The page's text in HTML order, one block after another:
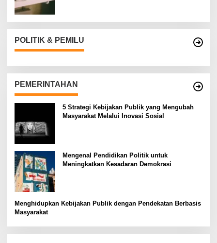
POLITIK & PEMILU
PEMERINTAHAN
5 Strategi Kebijakan Publik yang Mengubah
Masyarakat Melalui Inovasi Sosial
Mengenal Pendidikan Politik untuk
Meningkatkan Kesadaran Demokrasi
Menghidupkan Kebijakan Publik dengan Pendekatan Berbasis
Masyarakat